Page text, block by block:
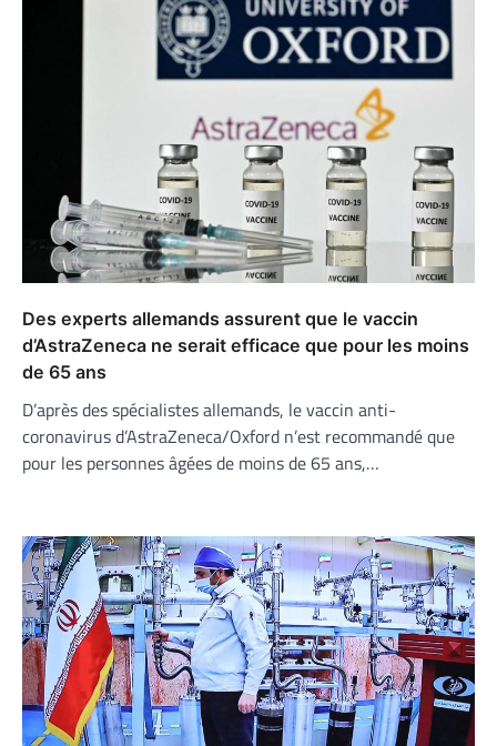
Des experts allemands assurent que le vaccin
d’AstraZeneca ne serait efficace que pour les moins
de 65 ans
D’après des spécialistes allemands, le vaccin anti-
coronavirus d’AstraZeneca/Oxford n’est recommandé que
pour les personnes âgées de moins de 65 ans,…